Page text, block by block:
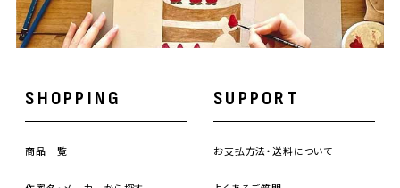
SHOPPING
商品一覧
SUPPORT
お支払方法・送料について